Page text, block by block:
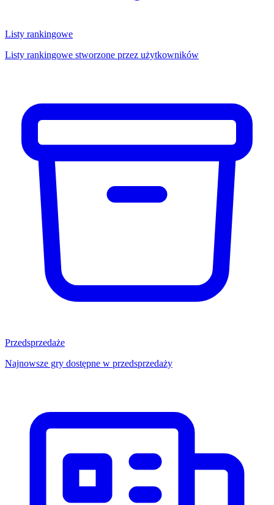
Listy rankingowe
Listy rankingowe stworzone przez użytkowników
Przedsprzedaże
Najnowsze gry dostępne w przedsprzedaży